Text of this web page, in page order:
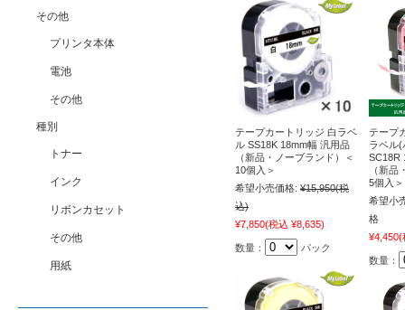
テープカートリッジ 白ラベ
ル SS18K 18mm幅 汎用品
（新品・ノーブランド）＜
10個入＞
希望小売価格: ¥15,950(税
込)
¥7,850(税込 ¥8,635)
数量： パック
テープ
ラベル(
SC18R
（新品
5個入＞
希望小
格
¥4,450(
数量：
その他
プリンタ本体
電池
その他
種別
トナー
インク
リボンカセット
その他
用紙